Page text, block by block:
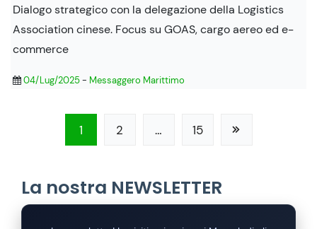
Dialogo strategico con la delegazione della Logistics
Association cinese. Focus su GOAS, cargo aereo ed e-
commerce
04/Lug/2025- Messaggero Marittimo
1 2 … 15
La nostra NEWSLETTER